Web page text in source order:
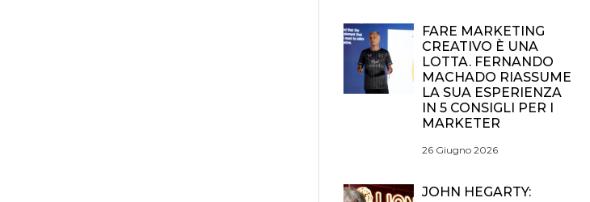
FARE MARKETING
CREATIVO È UNA
LOTTA. FERNANDO
MACHADO RIASSUME
LA SUA ESPERIENZA
IN 5 CONSIGLI PER I
MARKETER
26 Giugno 2026
JOHN HEGARTY: